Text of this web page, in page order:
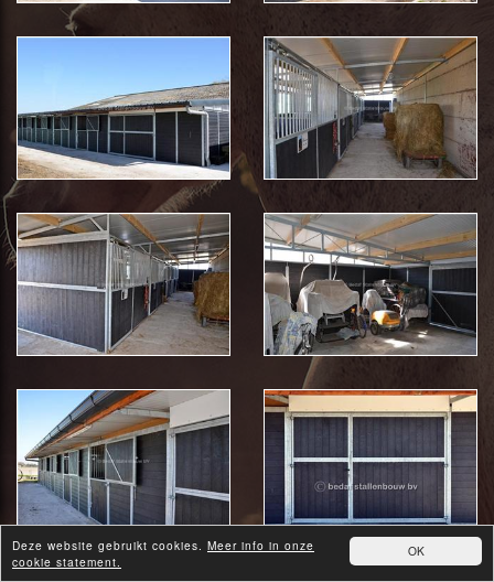
OK
Deze website gebruikt cookies. Meer info in onze
cookie statement.